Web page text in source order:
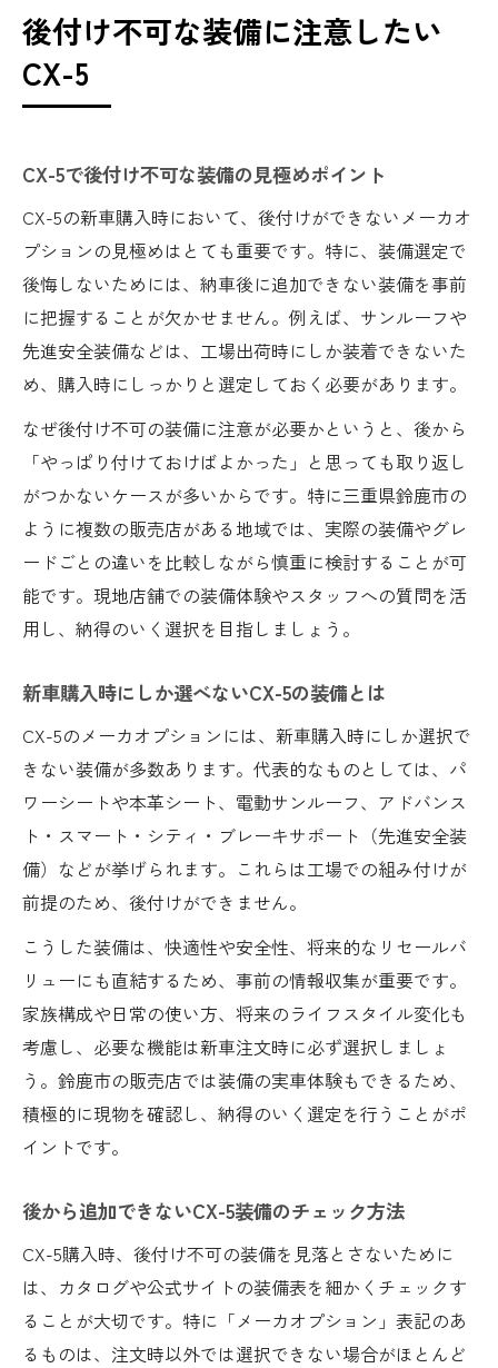
後付け不可な装備に注意したい
CX-5
CX-5で後付け不可な装備の見極めポイント
CX-5の新車購入時において、後付けができないメーカオ
プションの見極めはとても重要です。特に、装備選定で
後悔しないためには、納車後に追加できない装備を事前
に把握することが欠かせません。例えば、サンルーフや
先進安全装備などは、工場出荷時にしか装着できないた
め、購入時にしっかりと選定しておく必要があります。
なぜ後付け不可の装備に注意が必要かというと、後から
「やっぱり付けておけばよかった」と思っても取り返し
がつかないケースが多いからです。特に三重県鈴鹿市の
ように複数の販売店がある地域では、実際の装備やグレ
ードごとの違いを比較しながら慎重に検討することが可
能です。現地店舗での装備体験やスタッフへの質問を活
用し、納得のいく選択を目指しましょう。
新車購入時にしか選べないCX-5の装備とは
CX-5のメーカオプションには、新車購入時にしか選択で
きない装備が多数あります。代表的なものとしては、パ
ワーシートや本革シート、電動サンルーフ、アドバンス
ト・スマート・シティ・ブレーキサポート（先進安全装
備）などが挙げられます。これらは工場での組み付けが
前提のため、後付けができません。
こうした装備は、快適性や安全性、将来的なリセールバ
リューにも直結するため、事前の情報収集が重要です。
家族構成や日常の使い方、将来のライフスタイル変化も
考慮し、必要な機能は新車注文時に必ず選択しましょ
う。鈴鹿市の販売店では装備の実車体験もできるため、
積極的に現物を確認し、納得のいく選定を行うことがポ
イントです。
後から追加できないCX-5装備のチェック方法
CX-5購入時、後付け不可の装備を見落とさないために
は、カタログや公式サイトの装備表を細かくチェックす
ることが大切です。特に「メーカオプション」表記のあ
るものは、注文時以外では選択できない場合がほとんど